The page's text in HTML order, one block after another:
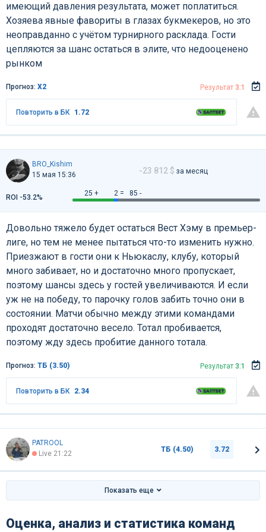
имеющий давления результата, может поплатиться.
Хозяева явные фавориты в глазах букмекеров, но это
неоправданно с учётом турнирного расклада. Гости
цепляются за шанс остаться в элите, что недооценено
рынком
Прогноз: Х2 Результат 3:1
Повторить в БК 1.72
BRO_Kishim
15 мая 15:36
-23 812 $ за месяц
25 + 2 = 85 -
ROI -53.2%
Довольно тяжело будет остаться Вест Хэму в премьер-
лиге, но тем не менее пытаться что-то изменить нужно.
Приезжают в гости они к Ньюкаслу, клубу, который
много забивает, но и достаточно много пропускает,
поэтому шансы здесь у гостей увеличиваются. И если
уж не на победу, то парочку голов забить точно они в
состоянии. Матчи обычно между этими командами
проходят достаточно весело. Тотал пробивается,
поэтому жду здесь пробитие данного тотала.
Прогноз: ТБ (3.50) Результат 3:1
Повторить в БК 2.34
PATROOL
Live 21:22
ТБ (4.50) 3.72
Показать еще
Оценка, анализ и статистика команд